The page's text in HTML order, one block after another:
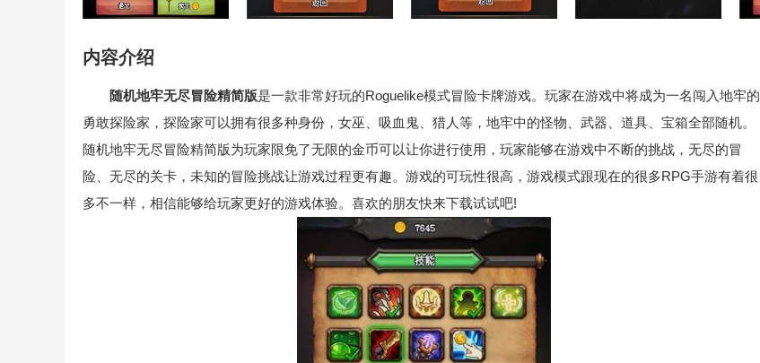
内容介绍
随机地牢无尽冒险精简版是一款非常好玩的Roguelike模式冒险卡牌游戏。玩家在游戏中将成为一名闯入地牢的
勇敢探险家，探险家可以拥有很多种身份，女巫、吸血鬼、猎人等，地牢中的怪物、武器、道具、宝箱全部随机。
随机地牢无尽冒险精简版为玩家限免了无限的金币可以让你进行使用，玩家能够在游戏中不断的挑战，无尽的冒
险、无尽的关卡，未知的冒险挑战让游戏过程更有趣。游戏的可玩性很高，游戏模式跟现在的很多RPG手游有着很
多不一样，相信能够给玩家更好的游戏体验。喜欢的朋友快来下载试试吧!